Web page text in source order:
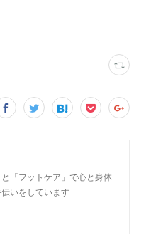
と「フットケア」で心と身体
いをしています